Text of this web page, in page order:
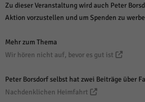
Zu dieser Veranstaltung wird auch Peter
Aktion vorzustellen und um Spenden zu
Mehr zum Thema
Wir hören nicht auf, bevor es gut ist
Peter Borsdorf selbst hat zwei Beiträge über
Nachdenklichen Heimfahrt
Statistik Cookies erfassen Informationen anonym.
uns zu verstehen, wie unsere Besucher unsere
Marketing (1)
um personalisierte Werbung anzuzeigen. Sie tun
über Websites hinweg verfolgen.